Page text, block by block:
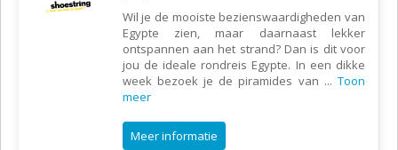
Wil je de mooiste bezienswaardigheden van
Egypte zien, maar daarnaast lekker
ontspannen aan het strand? Dan is dit voor
jou de ideale rondreis Egypte. In een dikke
week bezoek je de piramides van ... Toon
meer
Meer informatie